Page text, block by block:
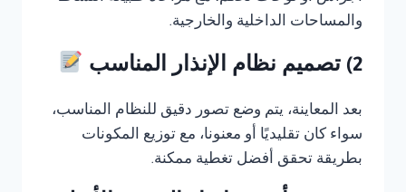
والمساحات الداخلية والخارجية.
2) تصميم نظام الإنذار المناسب
بعد المعاينة، يتم وضع تصور دقيق للنظام المناسب،
سواء كان تقليديًا أو معنونا، مع توزيع المكونات
بطريقة تحقق أفضل تغطية ممكنة.